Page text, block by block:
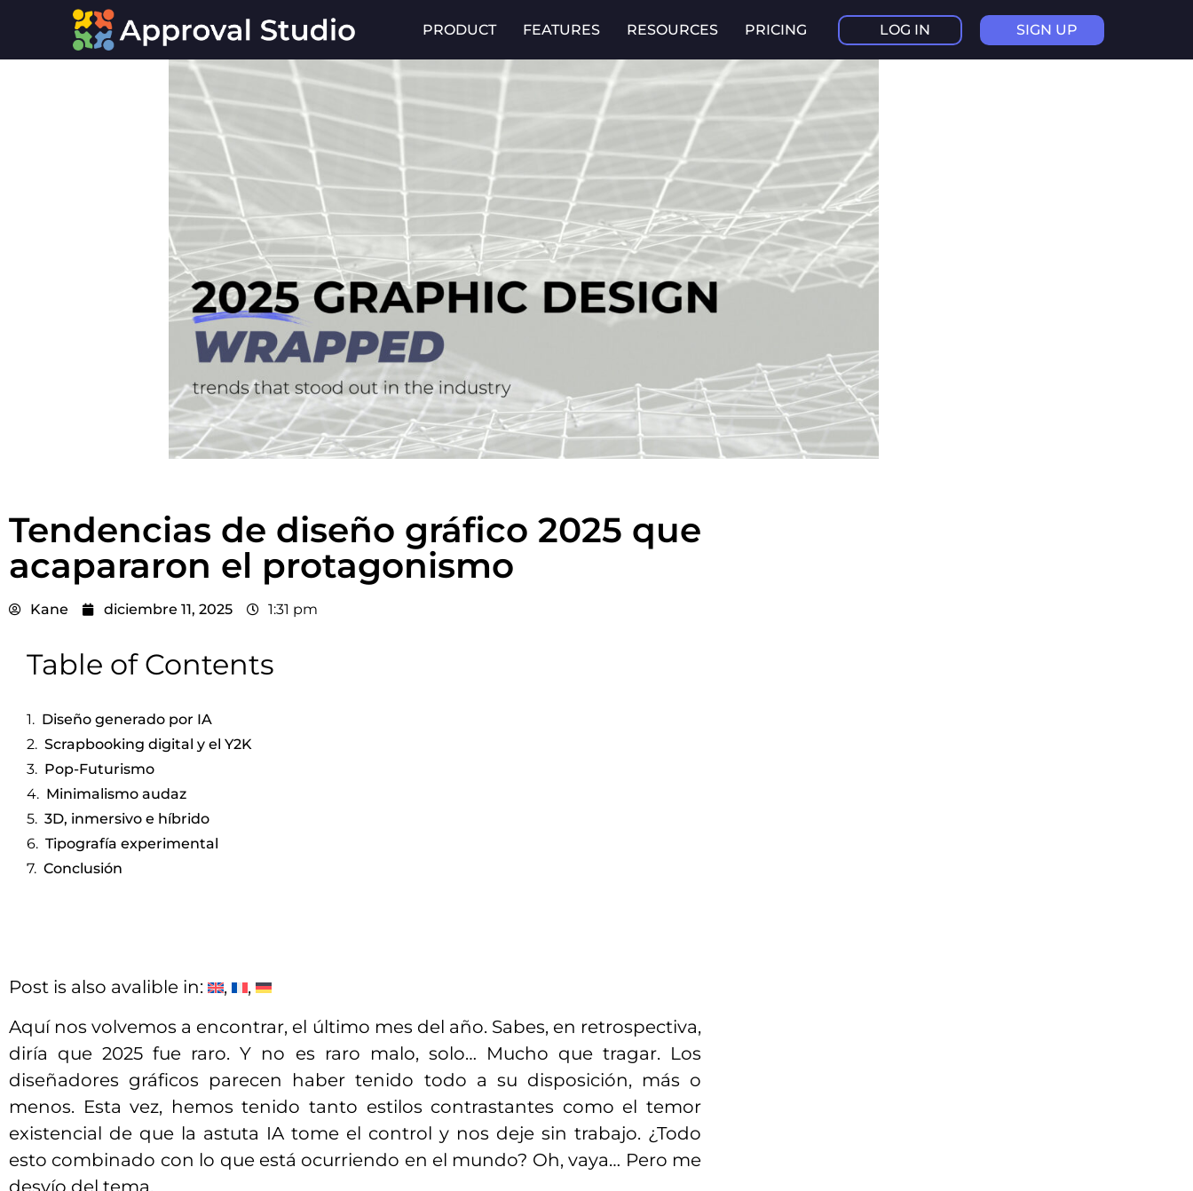
PRODUCT FEATURES RESOURCES PRICING LOG IN SIGN UP
Tendencias de diseño gráfico 2025 que
acapararon el protagonismo
Kane diciembre 11, 2025 1:31 pm
Table of Contents
Diseño generado por IA
Scrapbooking digital y el Y2K
Pop-Futurismo
Minimalismo audaz
3D, inmersivo e híbrido
Tipografía experimental
Conclusión
Post is also avalible in:
Aquí nos volvemos a encontrar, el último mes del año. Sabes, en retrospectiva,
diría que 2025 fue raro. Y no es raro malo, solo… Mucho que tragar. Los
diseñadores gráficos parecen haber tenido todo a su disposición, más o
menos. Esta vez, hemos tenido tanto estilos contrastantes como el temor
existencial de que la astuta IA tome el control y nos deje sin trabajo. ¿Todo
esto combinado con lo que está ocurriendo en el mundo? Oh, vaya… Pero me
desvío del tema.